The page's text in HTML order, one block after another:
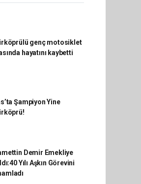
genç motosiklet
hayatını kaybetti
Şampiyon Yine
Demir Emekliye
Yılı Aşkın Görevini